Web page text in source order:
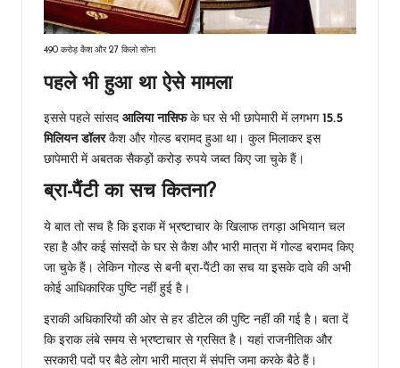
490 करोड़ कैश और 27 किलो सोना
पहले भी हुआ था ऐसे मामला
इससे पहले सांसद आलिया नासिफके घर से भी छापेमारी में लगभग
15.5
मिलियन डॉलरकैश और गोल्ड बरामद हुआ था। कुल मिलाकर इस
छापेमारी में अबतक सैकड़ों करोड़ रुपये जब्त किए जा चुके हैं।
ब्रा-पैंटी का सच कितना?
ये बात तो सच है कि इराक में भ्रष्टाचार के खिलाफ तगड़ा अभियान चल
रहा है और कई सांसदों के घर से कैश और भारी मात्रा में गोल्ड बरामद किए
जा चुके हैं। लेकिन गोल्ड से बनी ब्रा-पैंटी का सच या इसके दावे की अभी
कोई आधिकारिक पुष्टि नहीं हुई है।
इराकी अधिकारियों की ओर से हर डीटेल की पुष्टि नहीं की गई है। बता दें
कि इराक लंबे समय से भ्रष्टाचार से ग्रसित है। यहां राजनीतिक और
सरकारी पदों पर बैठे लोग भारी मात्रा में संपत्ति जमा करके बैठे हैं।